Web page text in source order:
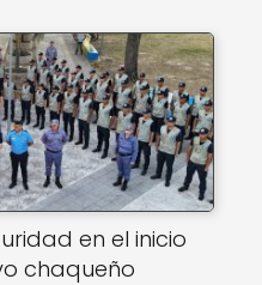
en el inicio
chaqueño